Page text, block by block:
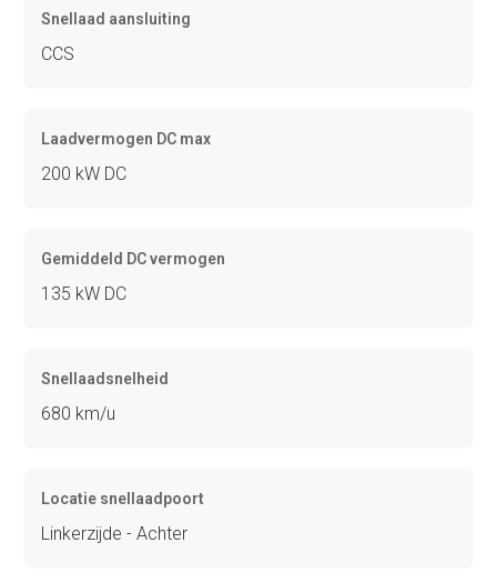
Snellaad aansluiting
CCS
Laadvermogen DC max
200 kW DC
Gemiddeld DC vermogen
135 kW DC
Snellaadsnelheid
680 km/u
Locatie snellaadpoort
Linkerzijde - Achter